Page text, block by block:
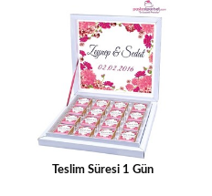
Teslim Süresi 1 Gün